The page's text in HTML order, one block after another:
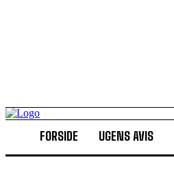
FORSIDE UGENS AVIS